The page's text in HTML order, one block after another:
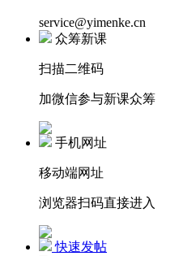
service@yimenke.cn
众筹新课
扫描二维码
加微信参与新课众筹
手机网址
移动端网址
浏览器扫码直接进入
快速发帖